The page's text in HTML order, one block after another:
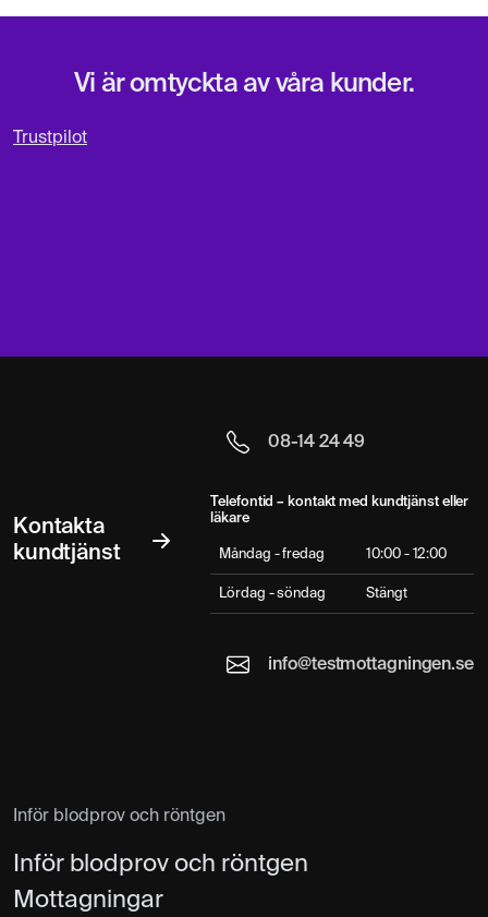
Vi är omtyckta av våra kunder.
Trustpilot
Kontakta
kundtjänst
08-14 24 49
Telefontid – kontakt med kundtjänst eller
läkare
Måndag - fredag 10:00 - 12:00
Lördag - söndag Stängt
info@testmottagningen.se
Inför blodprov och röntgen
Inför blodprov och röntgen
Mottagningar